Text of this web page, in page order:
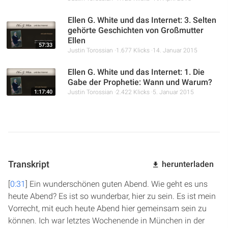
57:33
Ellen G. White und das Internet: 3. Selten
gehörte Geschichten von Großmutter
Ellen
Justin Torossian 1.677 Klicks 14. Januar 2015
1:17:40
Ellen G. White und das Internet: 1. Die
Gabe der Prophetie: Wann und Warum?
Justin Torossian 2.422 Klicks 5. Januar 2015
Transkript herunterladen
[0:31] Ein wunderschönen guten Abend. Wie geht es uns
heute Abend? Es ist so wunderbar, hier zu sein. Es ist mein
Vorrecht, mit euch heute Abend hier gemeinsam sein zu
können. Ich war letztes Wochenende in München in der